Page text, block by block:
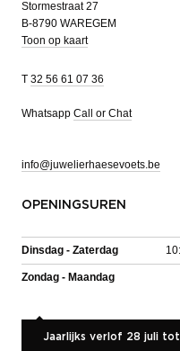
Stormestraat 27
B-8790 WAREGEM
Toon op kaart
T 32 56 61 07 36
Whatsapp Call or Chat
info@juwelierhaesevoets.be
OPENINGSUREN
Dinsdag - Zaterdag
Zondag - Maandag
Jaarlijks verlof 28 juli